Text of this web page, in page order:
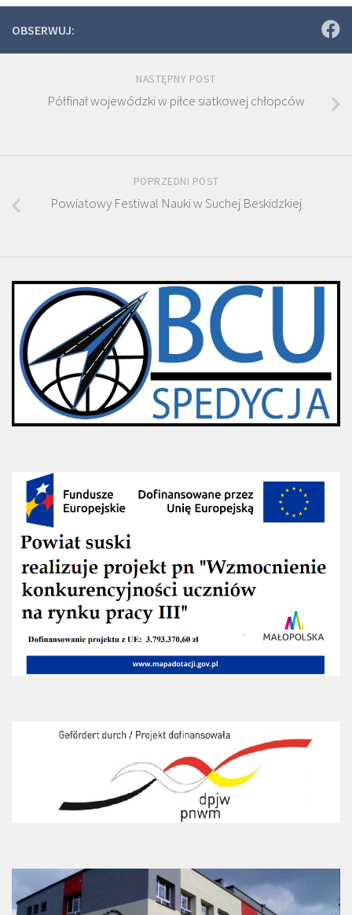
OBSERWUJ:
NASTĘPNY POST
Półfinał wojewódzki w piłce siatkowej chłopców
POPRZEDNI POST
Powiatowy Festiwal Nauki w Suchej Beskidzkiej